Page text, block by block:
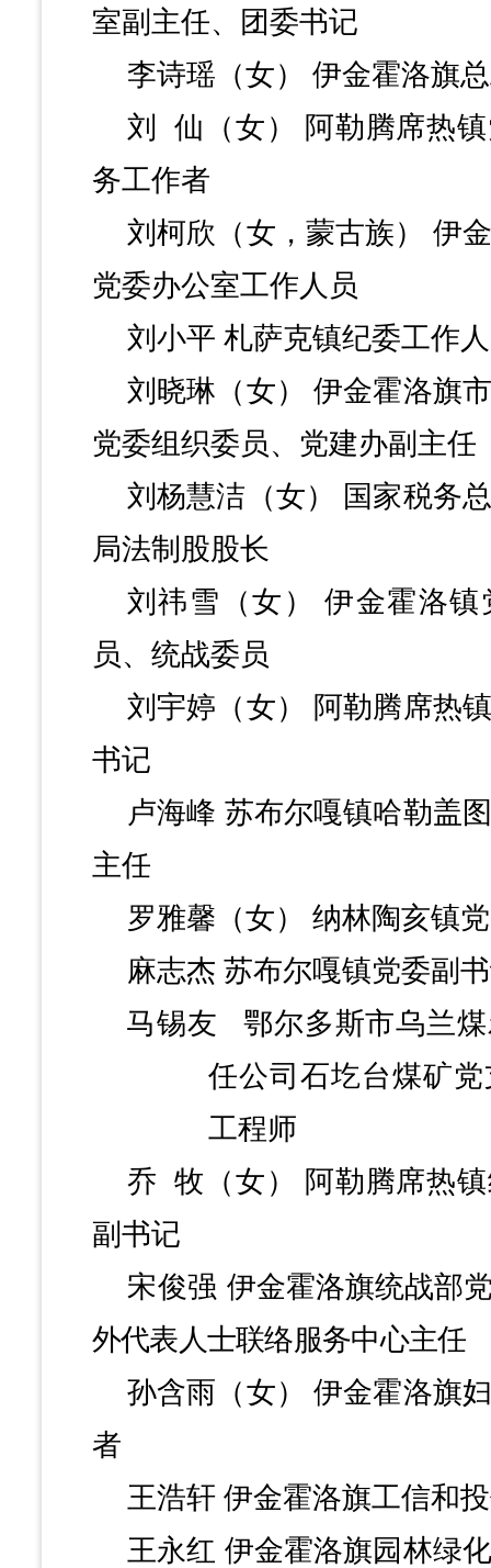
室副主任、团委书记
李诗瑶（女）
伊金霍洛旗
刘
仙（女）
阿勒腾席热
务工作者
刘柯欣（女，蒙古族）
伊
党委办公室工作人员
刘小平 札萨克镇纪委工作
刘晓琳（女）
伊金霍洛旗
党委组织委员、党建办副主任
刘杨慧洁（女）
国家税务
局法制股股长
刘祎雪（女）
伊金霍洛镇
员、统战委员
刘宇婷（女）
阿勒腾席热
书记
卢海峰 苏布尔嘎镇哈勒盖
主任
罗雅馨（女）
纳林陶亥镇
麻志杰 苏布尔嘎镇党委副
马锡友
鄂尔多斯市乌兰
任公司石圪台煤矿
工程师
乔 牧（女）
阿勒腾席热
副书记
宋俊强 伊金霍洛旗统战部
外代表人士联络服务中心主任
孙含雨（女）
伊金霍洛旗
者
王浩轩 伊金霍洛旗工信和
王永红 伊金霍洛旗园林绿